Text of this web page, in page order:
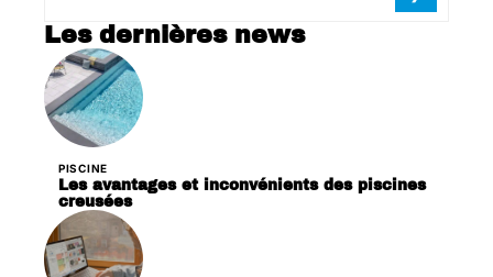
Les dernières news
PISCINE
Les avantages et inconvénients des piscines
creusées